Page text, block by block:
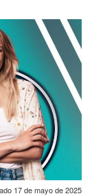
17 de mayo de 2025